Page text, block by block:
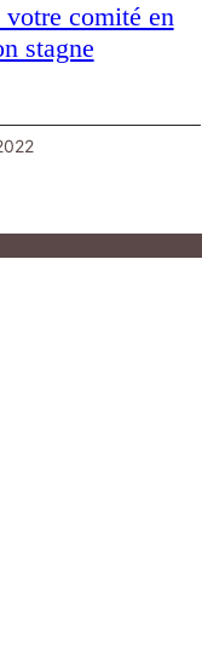
votre comité en
stagne